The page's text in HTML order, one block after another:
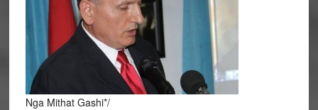
Nga Mithat Gashi*/